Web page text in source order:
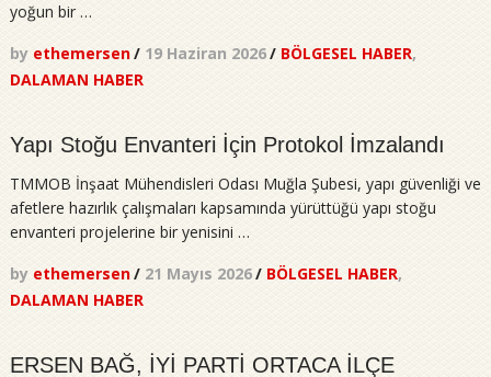
yoğun bir …
by ethemersen/ 19 Haziran 2026/ BÖLGESEL HABER,
DALAMAN HABER
Yapı Stoğu Envanteri İçin Protokol İmzalandı
TMMOB İnşaat Mühendisleri Odası Muğla Şubesi, yapı güvenliği ve
afetlere hazırlık çalışmaları kapsamında yürüttüğü yapı stoğu
envanteri projelerine bir yenisini …
by ethemersen/ 21 Mayıs 2026/ BÖLGESEL HABER,
DALAMAN HABER
ERSEN BAĞ, İYİ PARTİ ORTACA İLÇE